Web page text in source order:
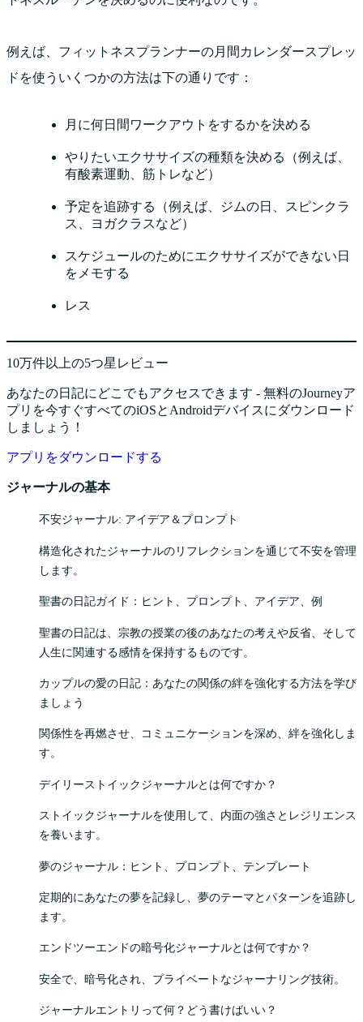
例えば、フィットネスプランナーの月間カレンダースプレッ
ドを使ういくつかの方法は下の通りです：
月に何日間ワークアウトをするかを決める
やりたいエクササイズの種類を決める（例えば、
有酸素運動、筋トレなど）
予定を追跡する（例えば、ジムの日、スピンクラ
ス、ヨガクラスなど）
スケジュールのためにエクササイズができない日
をメモする
レス
10万件以上の5つ星レビュー
あなたの日記にどこでもアクセスできます - 無料のJourneyア
プリを今すぐすべてのiOSとAndroidデバイスにダウンロード
しましょう！
アプリをダウンロードする
ジャーナルの基本
不安ジャーナル: アイデア＆プロンプト
構造化されたジャーナルのリフレクションを通じて不安を管理
します。
聖書の日記ガイド：ヒント、プロンプト、アイデア、例
聖書の日記は、宗教の授業の後のあなたの考えや反省、そして
人生に関連する感情を保持するものです。
カップルの愛の日記：あなたの関係の絆を強化する方法を学び
ましょう
関係性を再燃させ、コミュニケーションを深め、絆を強化しま
す。
デイリーストイックジャーナルとは何ですか？
ストイックジャーナルを使用して、内面の強さとレジリエンス
を養います。
夢のジャーナル：ヒント、プロンプト、テンプレート
定期的にあなたの夢を記録し、夢のテーマとパターンを追跡し
ます。
エンドツーエンドの暗号化ジャーナルとは何ですか？
安全で、暗号化され、プライベートなジャーナリング技術。
ジャーナルエントリって何？どう書けばいい？